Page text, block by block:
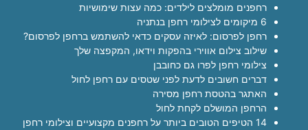
רחפנים מומלצים לילדים: כמה עצות שימושיות
6 מיקומים לצילומי רחפן בנתניה
רחפן לפרסום: לאיזה עסקים כדאי להשתמש ברחפן לפרסום?
שילוב צילום אווירי בהפקות וידאו, המקפצה שלך
צילומי רחפן לפרו גם כחובבן
דברים חשובים לדעת לפני שטסים עם רחפן לחול
האתגר בהטסת רחפן מסירה
הרחפן המושלם לקחת לחול
14 הטיפים הטובים ביותר על רחפנים מקצועיים וצילומי רחפן